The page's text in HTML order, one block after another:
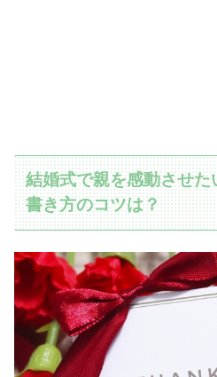
結婚式で親を感動させ
書き方のコツは？